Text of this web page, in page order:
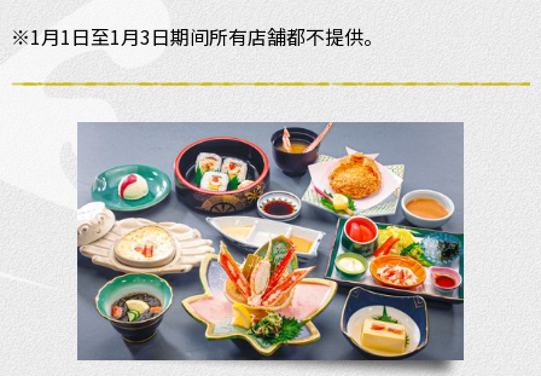
※1月1日至1月3日期间所有店舗都不提供。